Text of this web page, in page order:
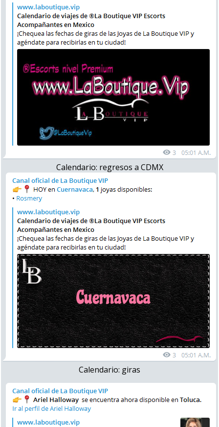
Calendario: regresos a CDMX
Calendario: giras